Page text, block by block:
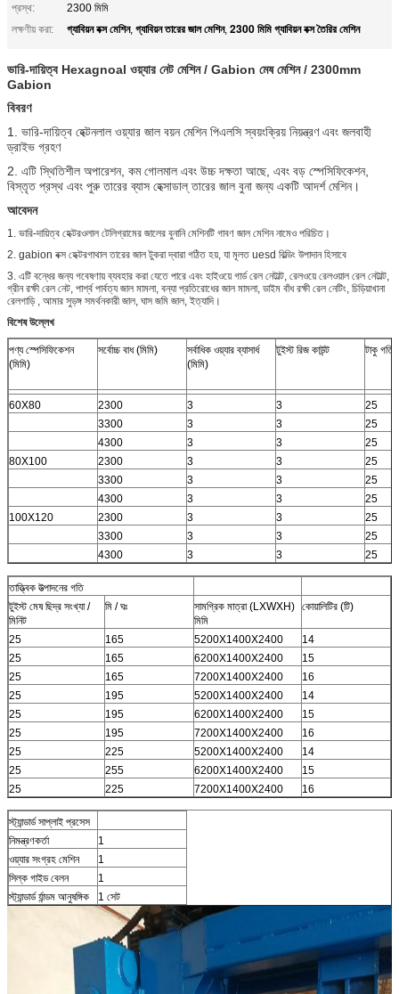
প্রস্থ:
2300 মিমি
লক্ষণীয় করা:
গ্যাবিয়ন বক্স মেশিন, গ্যাবিয়ন তারের জাল মেশিন, 2300 মিমি গ্যাবিয়ন বক্স তৈরির মেশিন
ভারি-দায়িত্ব Hexagnoal ওয়্যার নেট মেশিন / Gabion মেষ মেশিন / 2300mm
Gabion
বিবরণ
1. ভারি-দায়িত্ব হেক্টনলাল ওয়্যার জাল বয়ন মেশিন পিএলসি স্বয়ংক্রিয় নিয়ন্ত্রণ এবং জলবাহী
ড্রাইভ গ্রহণ
2. এটি স্থিতিশীল অপারেশন, কম গোলমাল এবং উচ্চ দক্ষতা আছে, এবং বড় স্পেসিফিকেশন,
বিস্তৃত প্রস্থ এবং পুরু তারের ব্যাস হেক্সাডাল্ তারের জাল বুনা জন্য একটি আদর্শ মেশিন।
আবেদন
1. ভারি-দায়িত্ব হেক্টরওলাল টেলিগ্রামের জালের বুনানি মেশিনটি গাবণ জাল মেশিন নামেও পরিচিত।
2. gabion বক্স হেক্টরগাথাল তারের জাল টুকরা দ্বারা গঠিত হয়, যা মূলত uesd বিল্ডিং উপাদান হিসাবে
3. এটি বন্ধের জন্য গবেষণায় ব্যবহার করা যেতে পারে এবং হাইওয়ে গার্ড রেল নেটাল্ট, রেলওয়ে রেলওয়াল রেল নেটাল্ট,
গ্রীন রক্ষী রেল নেট, পার্শ্ব পার্বত্য জাল মামলা, বন্যা প্রতিরোধের জাল মামলা, ডাইম বাঁধ রক্ষী রেল নেটিং, চিড়িয়াখানা
রেলগাড়ি , আমার সুড়ঙ্গ সমর্থনকারী জাল, ঘাস জমি জাল, ইত্যাদি।
বিশেষ উল্লেখ
পণ্য স্পেসিফিকেশন
(মিমি)
সর্বোচ্চ বাধ (মিমি)
সর্বাধিক ওয়্যার ব্যাসার্ধ
(মিমি)
টুইস্ট রিজ কাউন্ট টাকু গতি
60X80 2300 3 3
25
3300
3 3
25
4300
3 3
25
80X100
2300 3 3
25
3300
3 3
25
4300
3 3
25
100X120
2300 3 3
25
3300
3 3
25
4300
3 3 25
তাত্ত্বিক উত্পাদনের গতি
টুইস্ট মেষ ছিদ্র সংখ্যা /
মিনিট
মি / ঘঃ
সামগ্রিক মাত্রা (LXWXH)
মিমি
কোয়ালিটির (টি)
25 165 5200X1400X2400
14
25
165 6200X1400X2400
15
25
165 7200X1400X2400
16
25
195 5200X1400X2400
14
25
195 6200X1400X2400
15
25
195 7200X1400X2400
16
25
225 5200X1400X2400
14
25
255 6200X1400X2400
15
25
225 7200X1400X2400 16
স্ট্যান্ডার্ড সাপ্লাই প্রসেস
নিমন্ত্রণকর্তা
1
ওয়্যার সংগ্রহ মেশিন
1
সিল্ক গাইড বেলন
1
স্ট্যান্ডার্ড র্যান্ডম আনুষঙ্গিক
1 সেট